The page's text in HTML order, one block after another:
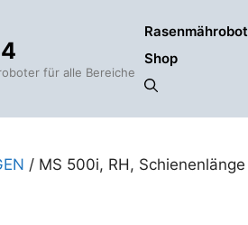
für alle Bereiche
Shop
/ MS 500i, RH,